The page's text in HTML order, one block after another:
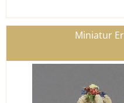
Miniatur